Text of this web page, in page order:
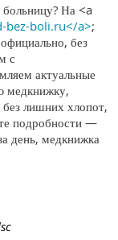
больницу? На <a
bez-boli.ru</a>;
без
с
актуальные
медкнижку,
лишних хлопот,
подробности —
день, медкнижка